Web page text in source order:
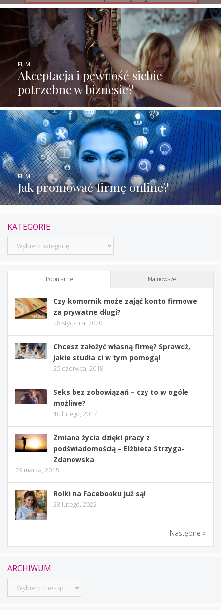
Akceptacja i pewność siebie
potrzebne w biznesie?
FILM
Jak promować firmę online?
FILM
KATEGORIE
Kategorie
Popularne Najnowsze
Czy komornik może zająć konto firmowe
za prywatne długi?
28 stycznia, 2020
Chcesz założyć własną firmę? Sprawdź,
jakie studia ci w tym pomogą!
25 czerwca, 2018
Seks bez zobowiązań – czy to w ogóle
możliwe?
10 lutego, 2017
Zmiana życia dzięki pracy z
podświadomością – Elżbieta Strzyga-
Zdanowska
29 marca, 2018
Rolki na Facebooku już są!
23 lutego, 2022
Następne »
ARCHIWUM
Archiwum